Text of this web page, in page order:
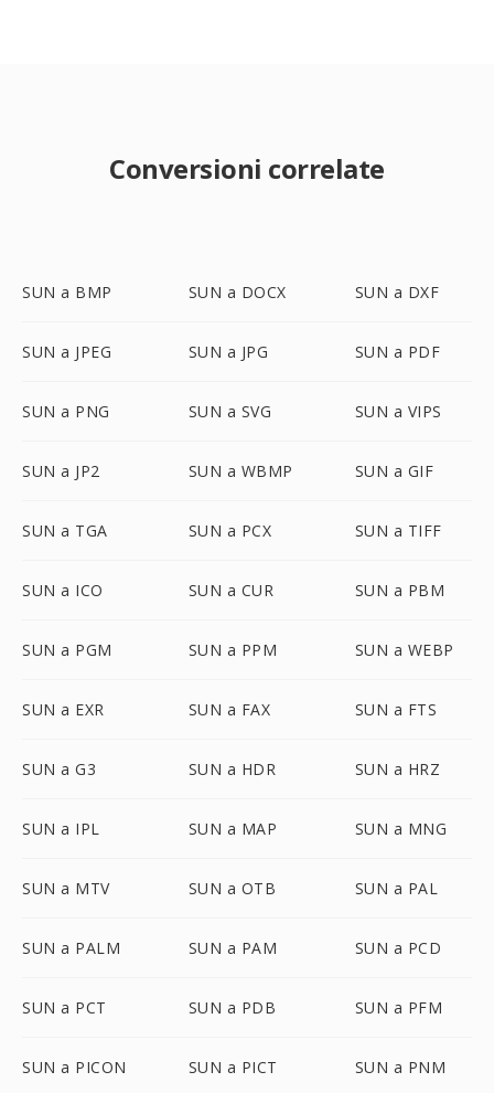
Conversioni correlate
SUN a BMP SUN a DOCX SUN a DXF
SUN a JPEG SUN a JPG SUN a PDF
SUN a PNG SUN a SVG SUN a VIPS
SUN a JP2 SUN a WBMP SUN a GIF
SUN a TGA SUN a PCX SUN a TIFF
SUN a ICO SUN a CUR SUN a PBM
SUN a PGM SUN a PPM SUN a WEBP
SUN a EXR SUN a FAX SUN a FTS
SUN a G3 SUN a HDR SUN a HRZ
SUN a IPL SUN a MAP SUN a MNG
SUN a MTV SUN a OTB SUN a PAL
SUN a PALM SUN a PAM SUN a PCD
SUN a PCT SUN a PDB SUN a PFM
SUN a PICON SUN a PICT SUN a PNM